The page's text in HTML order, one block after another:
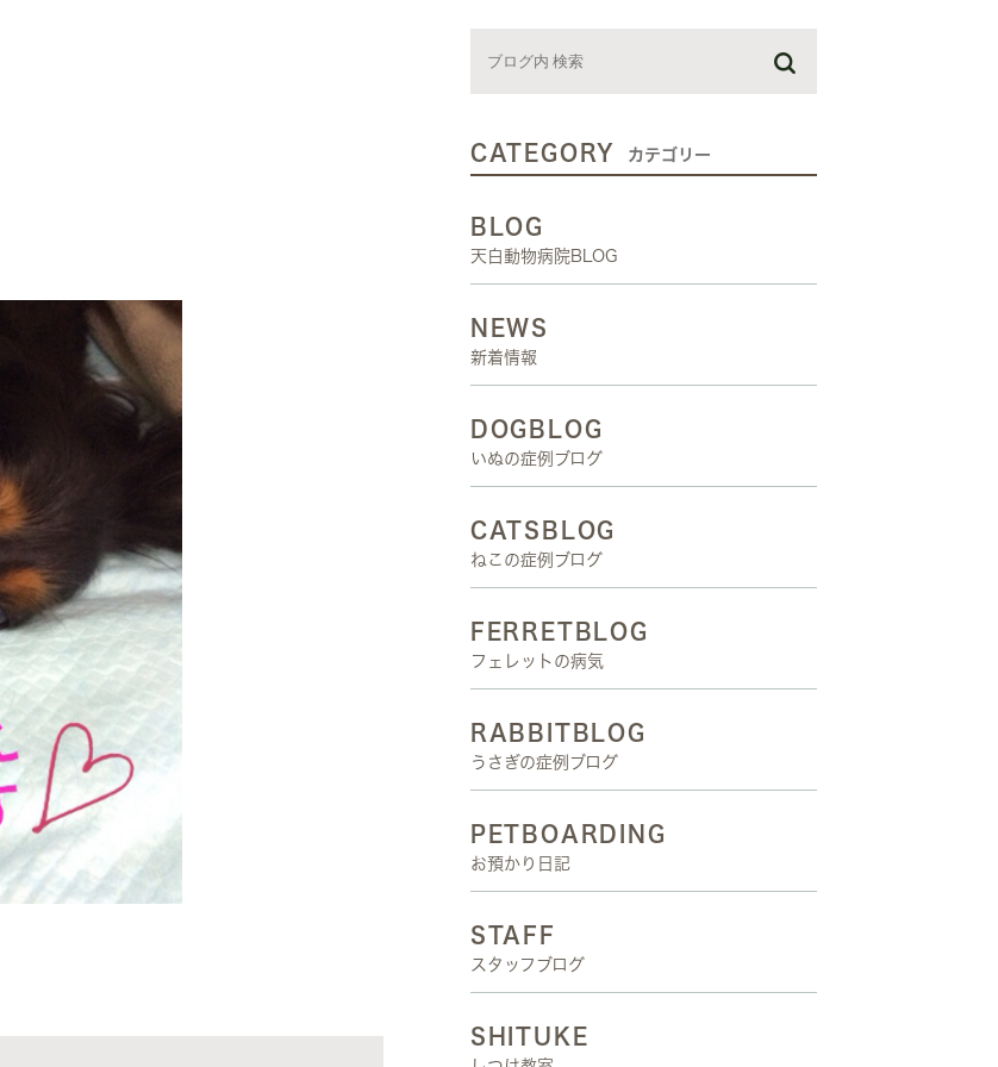
CATEGORY カテゴリー
BLOG
天白動物病院BLOG
NEWS
新着情報
DOGBLOG
いぬの症例ブログ
CATSBLOG
ねこの症例ブログ
FERRETBLOG
フェレットの病気
RABBITBLOG
うさぎの症例ブログ
PETBOARDING
お預かり日記
STAFF
スタッフブログ
SHITUKE